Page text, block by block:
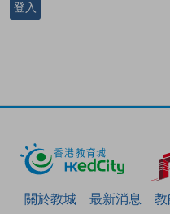
登入
關於教城 最新消息